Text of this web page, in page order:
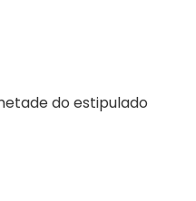
do estipulado